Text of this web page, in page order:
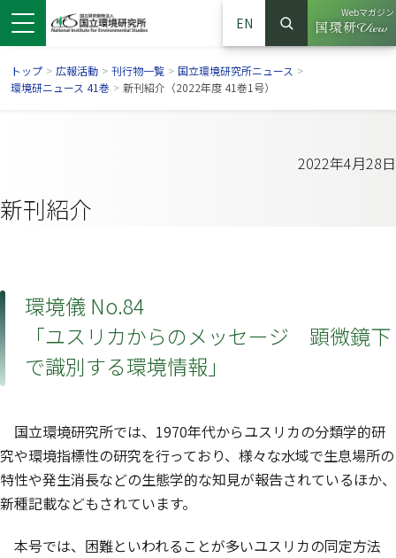
ドウで開きます）
ンドウで開きます）
ウインドウで開きます）
EN
サイト内検索
検索
Webマガジン
（別ウイ
トップ > 広報活動 > 刊行物一覧 > 国立環境研究所ニュース >
環境研ニュース 41巻 > 新刊紹介（2022年度 41巻1号）
2022年4月28日
新刊紹介
環境儀 No.84
「ユスリカからのメッセージ 顕微鏡下
で識別する環境情報」
国立環境研究所では、1970年代からユスリカの分類学的研
究や環境指標性の研究を行っており、様々な水域で生息場所の
特性や発生消長などの生態学的な知見が報告されているほか、
新種記載などもされています。
本号では、困難といわれることが多いユスリカの同定方法